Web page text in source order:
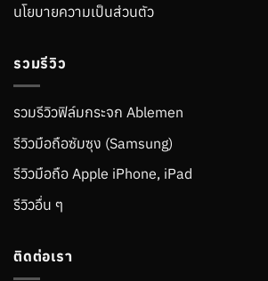
นโยบายความเป็นส่วนตัว
รวมรีวิว
รวมรีวิวฟิล์มกระจก Ablemen
รีวิวมือถือซัมซุง (Samsung)
รีวิวมือถือ Apple iPhone, iPad
รีวิวอื่น ๆ
ติดต่อเรา